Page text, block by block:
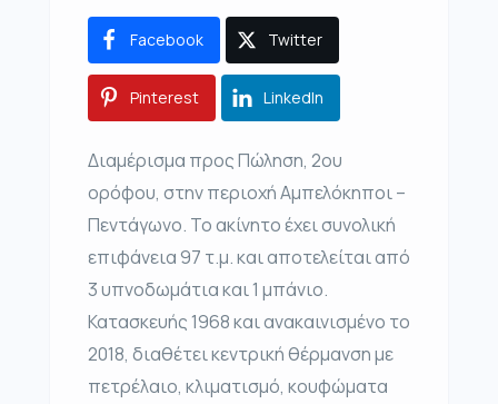
Facebook Twitter
Pinterest LinkedIn
Διαμέρισμα προς Πώληση, 2ου
ορόφου, στην περιοχή Αμπελόκηποι –
Πεντάγωνο. Το ακίνητο έχει συνολική
επιφάνεια 97 τ.μ. και αποτελείται από
3 υπνοδωμάτια και 1 μπάνιο.
Κατασκευής 1968 και ανακαινισμένο το
2018, διαθέτει κεντρική θέρμανση με
πετρέλαιο, κλιματισμό, κουφώματα